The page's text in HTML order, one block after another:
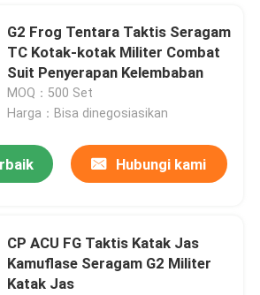
G2 Frog Tentara Taktis Seragam
TC Kotak-kotak Militer Combat
Suit Penyerapan Kelembaban
MOQ：500 Set
Harga：Bisa dinegosiasikan
Hubungi kami
CP ACU FG Taktis Katak Jas
Kamuflase Seragam G2 Militer
Katak Jas